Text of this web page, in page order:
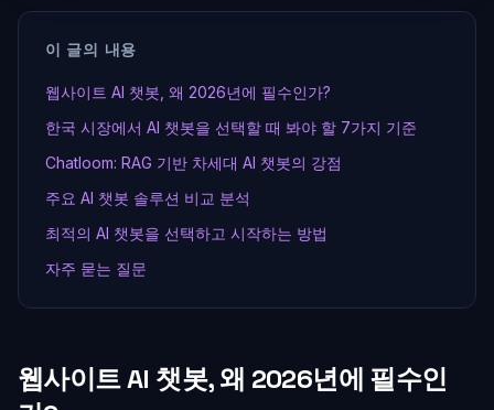
이 글의 내용
웹사이트 AI 챗봇, 왜 2026년에 필수인가?
한국 시장에서 AI 챗봇을 선택할 때 봐야 할 7가지 기준
Chatloom: RAG 기반 차세대 AI 챗봇의 강점
주요 AI 챗봇 솔루션 비교 분석
최적의 AI 챗봇을 선택하고 시작하는 방법
자주 묻는 질문
웹사이트 AI 챗봇, 왜 2026년에 필수인